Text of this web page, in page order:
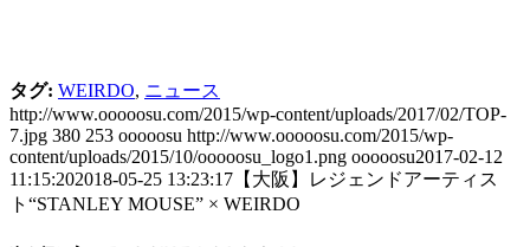
タグ: WEIRDO, ニュース
http://www.ooooosu.com/2015/wp-content/uploads/2017/02/TOP-
7.jpg 380 253 ooooosu http://www.ooooosu.com/2015/wp-
content/uploads/2015/10/ooooosu_logo1.png ooooosu2017-02-12
11:15:202018-05-25 13:23:17 【大阪】レジェンドアーティス
ト“STANLEY MOUSE” × WEIRDO